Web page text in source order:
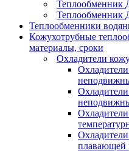
Теплообменник
Теплообменник
Теплообменники
Кожухотрубные
материалы, сроки
Охладители
плавающей